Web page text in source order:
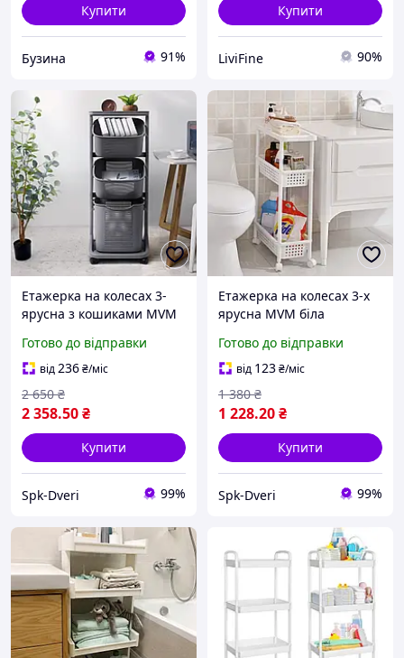
Купити
Бузина 91%
Купити
LiviFine 90%
Етажерка на колесах 3-
ярусна з кошиками MVM
Готово до відправки
від236₴/міс
2 358.50₴
2 650 ₴
Купити
Spk-Dveri 99%
Етажерка на колесах 3-х
ярусна MVM біла
Готово до відправки
від 123₴/міс
1 228.20₴
1 380 ₴
Купити
Spk-Dveri 99%